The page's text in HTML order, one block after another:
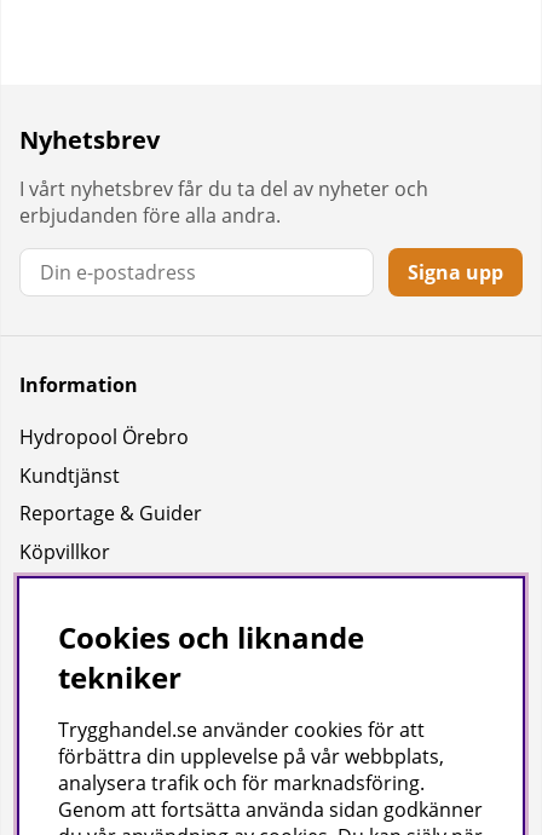
Nyhetsbrev
I vårt nyhetsbrev får du ta del av nyheter och
erbjudanden före alla andra.
Signa upp
Information
Hydropool Örebro
Kundtjänst
Reportage & Guider
Köpvillkor
Uppgifter för leverans
Om oss
Företagsinformation / hitta till oss
Gilla oss på facebook!
Cookies och liknande
tekniker
Trygghandel.se använder cookies för att
förbättra din upplevelse på vår webbplats,
analysera trafik och för marknadsföring.
Genom att fortsätta använda sidan godkänner